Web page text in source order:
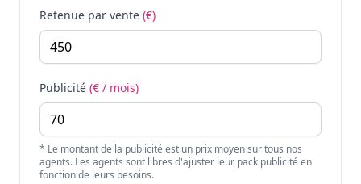
Retenue par vente (€)
Publicité (€ / mois)
* Le montant de la publicité est un prix moyen sur tous nos
agents. Les agents sont libres d'ajuster leur pack publicité en
fonction de leurs besoins.